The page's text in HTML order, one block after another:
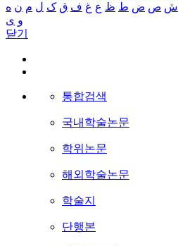
ش ص ض ط ظ ع غ ف ق ک ل م ن ه
و ی
닫기
통합검색
국내학술논문
학위논문
해외학술논문
학술지
단행본